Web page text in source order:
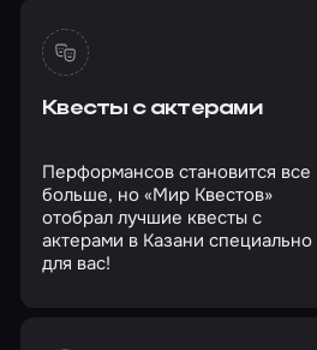
Квесты с актерами
Перформансов становится все
больше, но «Мир Квестов»
отобрал лучшие квесты с
актерами в Казани специально
для вас!